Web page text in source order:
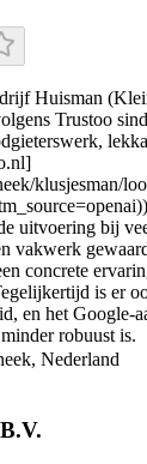
Huisman
Trustoo
klusjesman/
uitvoering bij
vakwerk
concrete
is er
en het Google-
robuust is.
Nederland